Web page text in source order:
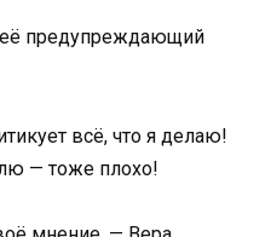
предупреждающий
всё, что я делаю!
— тоже плохо!